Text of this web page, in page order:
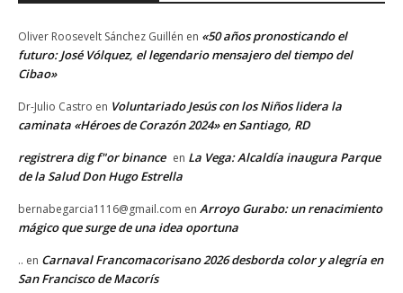
Oliver Roosevelt Sánchez Guillén en «50 años pronosticando el
futuro: José Vólquez, el legendario mensajero del tiempo del
Cibao»
Dr-Julio Castro en Voluntariado Jesús con los Niños lidera la
caminata «Héroes de Corazón 2024» en Santiago, RD
registrera dig f"or binance en La Vega: Alcaldía inaugura Parque
de la Salud Don Hugo Estrella
bernabegarcia1116@gmail.com en Arroyo Gurabo: un renacimiento
mágico que surge de una idea oportuna
.. en Carnaval Francomacorisano 2026 desborda color y alegría en
San Francisco de Macorís